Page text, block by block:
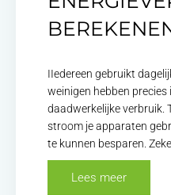
IIedereen gebruikt
weinigen hebben precies
daadwerkelijke verbruik.
stroom je apparaten
te kunnen besparen.
Lees meer